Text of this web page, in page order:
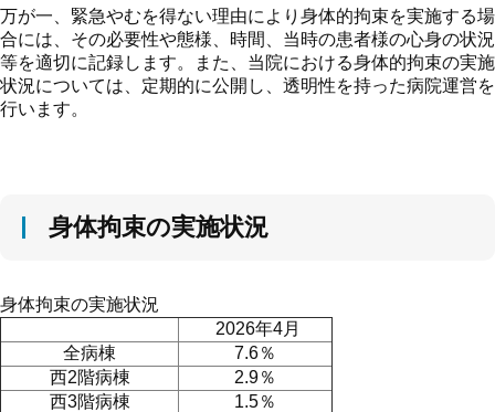
万が一、緊急やむを得ない理由により身体的拘束を実施する場
合には、その必要性や態様、時間、当時の患者様の心身の状況
等を適切に記録します。また、当院における身体的拘束の実施
状況については、定期的に公開し、透明性を持った病院運営を
行います。
身体拘束の実施状況
身体拘束の実施状況
2026年4月
全病棟
7.6％
西2階病棟
2.9％
西3階病棟
1.5％